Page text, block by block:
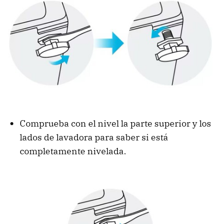
Comprueba con el nivel la parte superior y los
lados de lavadora para saber si está
completamente nivelada.